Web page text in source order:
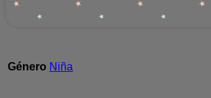
Género Niña